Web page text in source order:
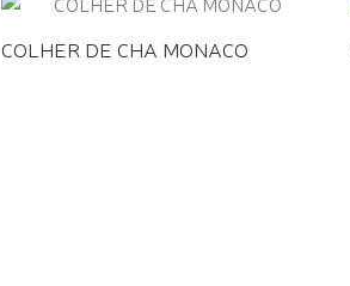
COLHER DE CHA MONACO